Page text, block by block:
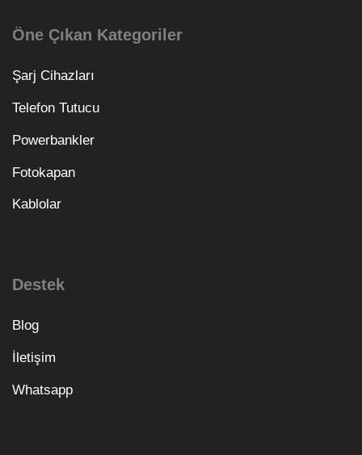
Öne Çıkan Kategoriler
Şarj Cihazları
Telefon Tutucu
Powerbankler
Fotokapan
Kablolar
Destek
Blog
İletişim
Whatsapp